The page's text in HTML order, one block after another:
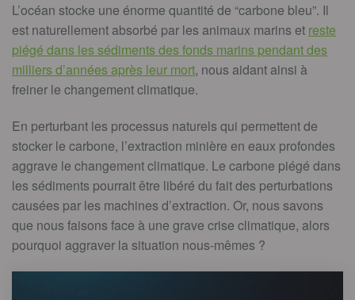
L’océan stocke une énorme quantité de “carbone bleu”. Il
est naturellement absorbé par les animaux marins et reste
piégé dans les sédiments des fonds marins pendant des
milliers d’années après leur mort, nous aidant ainsi à
freiner le changement climatique.
En perturbant les processus naturels qui permettent de
stocker le carbone, l’extraction minière en eaux profondes
aggrave le changement climatique. Le carbone piégé dans
les sédiments pourrait être libéré du fait des perturbations
causées par les machines d’extraction. Or, nous savons
que nous faisons face à une grave crise climatique, alors
pourquoi aggraver la situation nous-mêmes ?